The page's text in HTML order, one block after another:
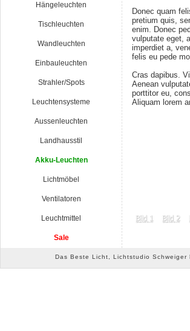
Hängeleuchten
Tischleuchten
Wandleuchten
Einbauleuchten
Strahler/Spots
Leuchtensysteme
Aussenleuchten
Landhausstil
Akku-Leuchten
Lichtmöbel
Ventilatoren
Leuchtmittel
Sale
Donec quam
pretium quis,
enim. Donec
vulputate eget,
imperdiet a,
felis eu pede
Cras dapibus.
Aenean
porttitor eu,
Aliquam lorem
Das Beste Licht, Lichtstudio